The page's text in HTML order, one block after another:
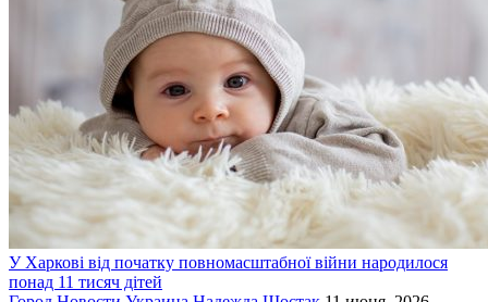
У Харкові від початку повномасштабної війни народилося
понад 11 тисяч дітей